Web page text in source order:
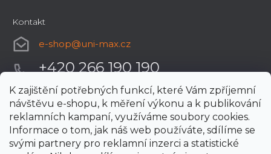
K zajištění potřebných funkcí, které Vám zpříjemní
návštěvu e-shopu, k měření výkonu a k publikování
reklamních kampaní, využíváme soubory cookies.
Informace o tom, jak náš web používáte, sdílíme se
svými partnery pro reklamní inzerci a statistické
Kontakt
e-shop@uni-max.cz
+420 266 190 190